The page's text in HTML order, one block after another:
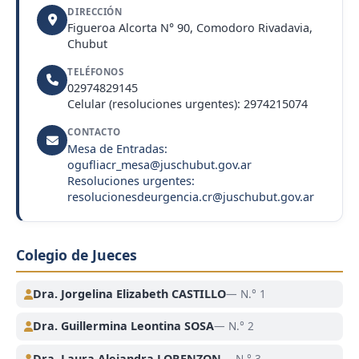
DIRECCIÓN
Figueroa Alcorta N° 90, Comodoro Rivadavia,
Chubut
TELÉFONOS
02974829145
Celular (resoluciones urgentes): 2974215074
CONTACTO
Mesa de Entradas:
ogufliacr_mesa@juschubut.gov.ar
Resoluciones urgentes:
resolucionesdeurgencia.cr@juschubut.gov.ar
Colegio de Jueces
Dra. Jorgelina Elizabeth CASTILLO— N.° 1
Dra. Guillermina Leontina SOSA— N.° 2